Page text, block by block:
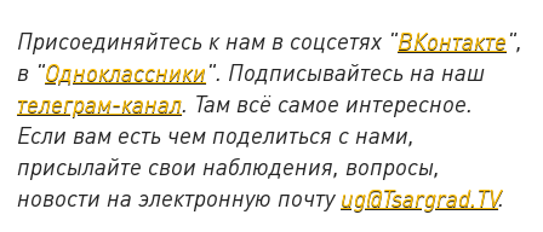
Присоединяйтесь к нам в соцсетях "ВКонтакте",
в "Одноклассники". Подписывайтесь на наш
телеграм-канал. Там всё самое интересное.
Если вам есть чем поделиться с нами,
присылайте свои наблюдения, вопросы,
новости на электронную почту ug@Tsargrad.TV.